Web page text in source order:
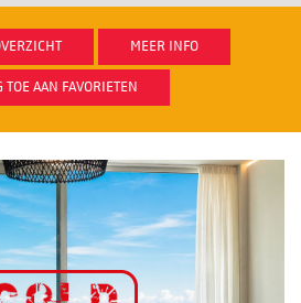
MEER INFO
TOE AAN FAVORIETEN